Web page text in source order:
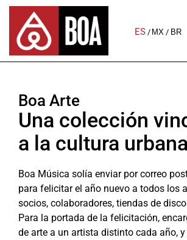
ES MX BR
Boa Arte
Una colección
a la cultura urbana
Boa Música solía enviar por correo
para felicitar el año nuevo a todos los
socios, colaboradores, tiendas de
Para la portada de la felicitación,
de arte a un artista distinto cada año,